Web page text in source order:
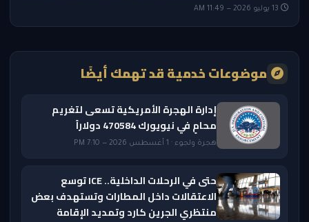
موضوعات خدمية قد تهمك أيضًا
إدارة الهجرة الأمريكية تسعى لتغريم
محامٍ في نيويورك 470584 دولاراً
هجرة ولجوء · 1 أغسطس 2026 — 7:10 PM
حتى في الرحلات الداخلية.. ICE توسع
الاعتقالات داخل المطارات وتستهدف بعض
منتظري الجرين كارد وتمديد الإقامة